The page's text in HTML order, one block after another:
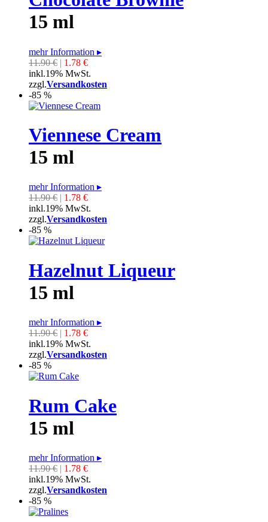
15 ml
mehr Information ▸
11.90 € | 1.78 €
inkl.19% MwSt.
zzgl.Versandkosten
-85 %
Viennese Cream
15 ml
mehr Information ▸
11.90 € | 1.78 €
inkl.19% MwSt.
zzgl.Versandkosten
-85 %
Hazelnut Liqueur
15 ml
mehr Information ▸
11.90 € | 1.78 €
inkl.19% MwSt.
zzgl.Versandkosten
-85 %
Rum Cake
15 ml
mehr Information ▸
11.90 € | 1.78 €
inkl.19% MwSt.
zzgl.Versandkosten
-85 %